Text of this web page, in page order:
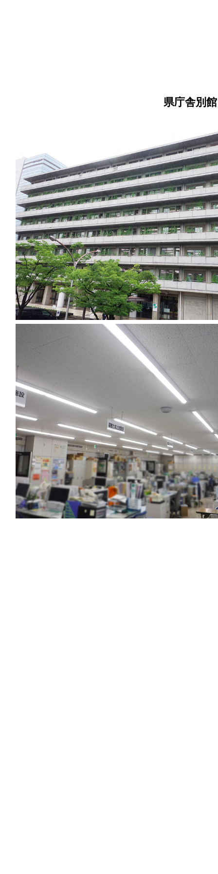
県庁舎別